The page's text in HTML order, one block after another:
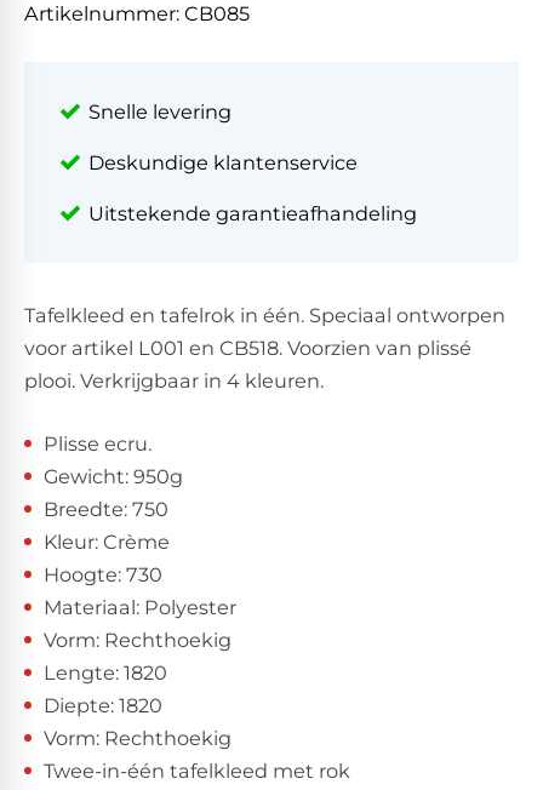
Artikelnummer: CB085
Snelle levering
Deskundige klantenservice
Uitstekende garantieafhandeling
Tafelkleed en tafelrok in één. Speciaal ontworpen
voor artikel L001 en CB518. Voorzien van plissé
plooi. Verkrijgbaar in 4 kleuren.
Plisse ecru.
Gewicht: 950g
Breedte: 750
Kleur: Crème
Hoogte: 730
Materiaal: Polyester
Vorm: Rechthoekig
Lengte: 1820
Diepte: 1820
Vorm: Rechthoekig
Twee-in-één tafelkleed met rok